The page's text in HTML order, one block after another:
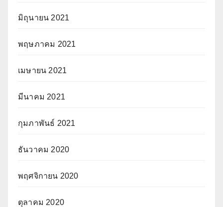
มิถุนายน 2021
พฤษภาคม 2021
เมษายน 2021
มีนาคม 2021
กุมภาพันธ์ 2021
ธันวาคม 2020
พฤศจิกายน 2020
ตุลาคม 2020